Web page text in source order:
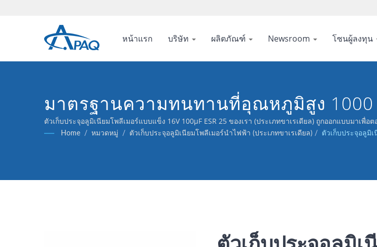
หน้าแรก บริษัท ผลิตภัณฑ์ Newsroom โซนผู้ลงทุน
มาตรฐานความทนทานที่อุณหภูมิสูง
ตอบสนองความท้าทายด้านความน่าเชื่อ
ตัวเก็บประจุอลูมิเนียมโพลีเมอร์แบบแข็ง 16V 100μF ESR 25 ของเรา (ประเภทขาเรเดียล) ถูกออกแบบมาเ
สัญญาณ.
Home / หมวดหมู่ / ตัวเก็บประจุอลูมิเนียมโพลีเมอร์นำไฟฟ้า (ประเภทขาเรเดียล) / ตัวเก็บประจุอลูมิ